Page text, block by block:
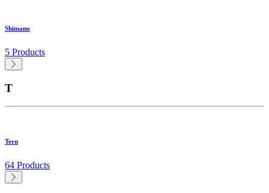
Shimano
5 Products
T
Tern
64 Products